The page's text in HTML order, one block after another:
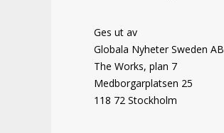
Ges ut av
Globala Nyheter Sweden AB
The Works, plan 7
Medborgarplatsen 25
118 72 Stockholm